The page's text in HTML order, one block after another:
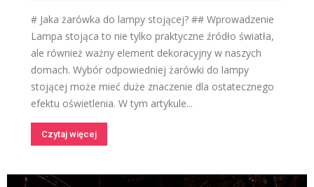
# Jaka żarówka do lampy stojącej? ## Wprowadzenie
Lampa stojąca to nie tylko praktyczne źródło światła,
ale również ważny element dekoracyjny w naszych
domach. Wybór odpowiedniej żarówki do lampy
stojącej może mieć duże znaczenie dla ostatecznego
efektu oświetlenia. W tym artykule...
Czytaj więcej